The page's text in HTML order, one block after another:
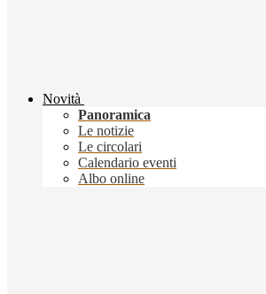
Novità
Panoramica
Le notizie
Le circolari
Calendario eventi
Albo online